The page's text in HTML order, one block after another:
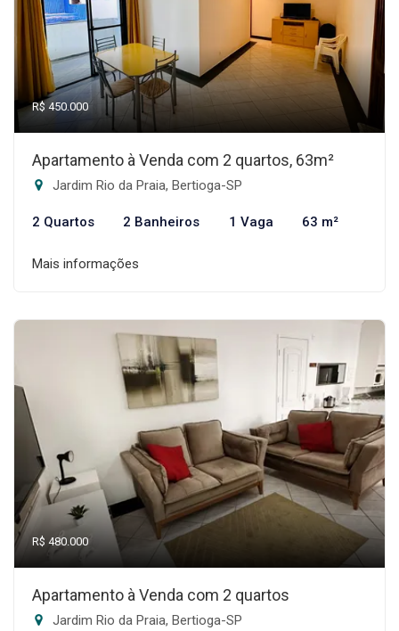
R$ 450.000
Apartamento à Venda com 2 quartos, 63m²
Jardim Rio da Praia, Bertioga-SP
2 Quartos 2 Banheiros 1 Vaga 63 m²
Mais informações
R$ 480.000
Apartamento à Venda com 2 quartos
Jardim Rio da Praia, Bertioga-SP